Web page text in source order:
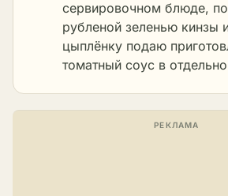
сервировочном блюде,
рубленой зеленью кинзы
цыплёнку подаю
томатный соус в